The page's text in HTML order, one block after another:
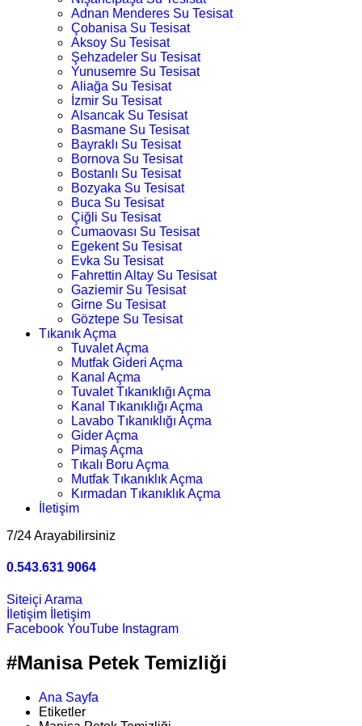
Adnan Menderes Su Tesisat
Çobanisa Su Tesisat
Aksoy Su Tesisat
Şehzadeler Su Tesisat
Yunusemre Su Tesisat
Aliağa Su Tesisat
İzmir Su Tesisat
Alsancak Su Tesisat
Basmane Su Tesisat
Bayraklı Su Tesisat
Bornova Su Tesisat
Bostanlı Su Tesisat
Bozyaka Su Tesisat
Buca Su Tesisat
Çiğli Su Tesisat
Cumaovası Su Tesisat
Egekent Su Tesisat
Evka Su Tesisat
Fahrettin Altay Su Tesisat
Gaziemir Su Tesisat
Girne Su Tesisat
Göztepe Su Tesisat
Tıkanık Açma
Tuvalet Açma
Mutfak Gideri Açma
Kanal Açma
Tuvalet Tıkanıklığı Açma
Kanal Tıkanıklığı Açma
Lavabo Tıkanıklığı Açma
Gider Açma
Pimaş Açma
Tıkalı Boru Açma
Mutfak Tıkanıklık Açma
Kırmadan Tıkanıklık Açma
İletişim
7/24 Arayabilirsiniz
0.543.631 9064
Siteiçi Arama
İletişim
İletişim
Facebook YouTube Instagram
#Manisa Petek Temizliği
Ana Sayfa
Etiketler